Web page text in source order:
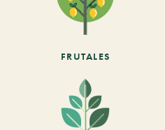
FRUTALES